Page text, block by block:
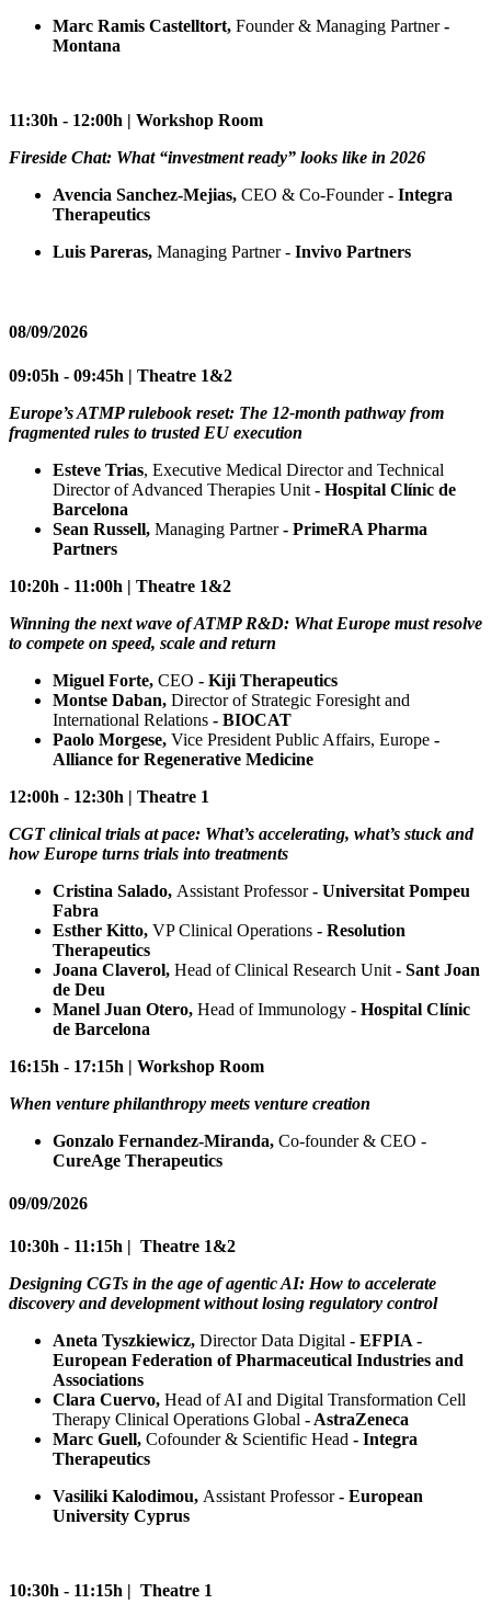
Marc Ramis Castelltort, Founder & Managing Partner-
Montana
11:30h - 12:00h | Workshop Room
Fireside Chat: What “investment ready” looks like in 2026
Avencia Sanchez-Mejias, CEO & Co-Founder- Integra
Therapeutics
Luis Pareras, Managing Partner - Invivo Partners
08/09/2026
09:05h - 09:45h | Theatre 1&2
Europe’s ATMP rulebook reset: The 12-month pathway from
fragmented rules to trusted EU execution
Esteve Trias, Executive Medical Director and Technical
Director of Advanced Therapies Unit - Hospital Clínic de
Barcelona
Sean Russell, Managing Partner- PrimeRA Pharma
Partners
10:20h - 11:00h | Theatre 1&2
Winning the next wave of ATMP R&D: What Europe must resolve
to compete on speed, scale and return
Miguel Forte, CEO - Kiji Therapeutics
Montse Daban, Director of Strategic Foresight and
International Relations - BIOCAT
Paolo Morgese, Vice President Public Affairs, Europe -
Alliance for Regenerative Medicine
12:00h - 12:30h | Theatre 1
CGT clinical trials at pace: What’s accelerating, what’s stuck and
how Europe turns trials into treatments
Cristina Salado, Assistant Professor- Universitat Pompeu
Fabra
Esther Kitto, VP Clinical Operations - Resolution
Therapeutics
Joana Claverol, Head of Clinical Research Unit - Sant Joan
de Deu
Manel Juan Otero, Head of Immunology - Hospital Clínic
de Barcelona
16:15h - 17:15h | Workshop Room
When venture philanthropy meets venture creation
Gonzalo Fernandez-Miranda, Co-founder & CEO -
CureAge Therapeutics
09/09/2026
10:30h - 11:15h | Theatre 1&2
Designing CGTs in the age of agentic AI: How to accelerate
discovery and development without losing regulatory control
Aneta Tyszkiewicz, Director Data Digital - EFPIA -
European Federation of Pharmaceutical Industries and
Associations
Clara Cuervo, Head of AI and Digital Transformation Cell
Therapy Clinical Operations Global - AstraZeneca
Marc Guell, Cofounder & Scientific Head - Integra
Therapeutics
Vasiliki Kalodimou, Assistant Professor- European
University Cyprus
10:30h - 11:15h | Theatre 1